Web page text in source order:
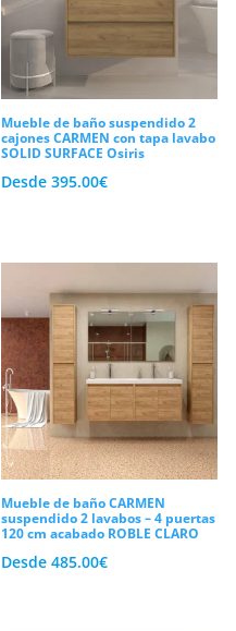
Mueble de baño suspendido 2
cajones CARMEN con tapa lavabo
SOLID SURFACE Osiris
Desde395.00€
Mueble de baño CARMEN
suspendido 2 lavabos – 4 puertas
120 cm acabado ROBLE CLARO
Desde485.00€